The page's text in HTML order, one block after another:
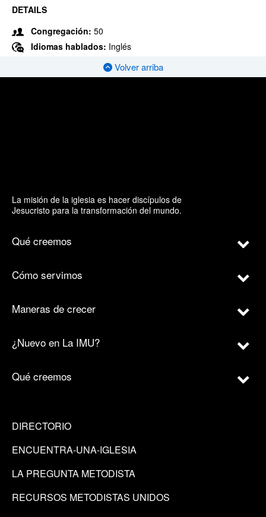
DETAILS
Congregación: 50
Idiomas hablados: Inglés
Volver arriba
La misión de la iglesia es hacer discípulos de
Jesucristo para la transformación del mundo.
Qué creemos
Cómo servimos
Maneras de crecer
¿Nuevo en La IMU?
Qué creemos
DIRECTORIO
ENCUENTRA-UNA-IGLESIA
LA PREGUNTA METODISTA
RECURSOS METODISTAS UNIDOS